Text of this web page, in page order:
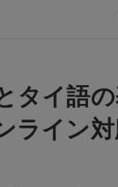
とタイ語によくある
タイ語
ライン